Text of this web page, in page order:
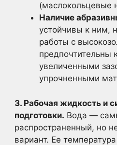
(маслокольцевые
Наличие
устойчивы к ним,
работы с
предпочтительны
увеличенными
упрочненными
3. Рабочая жидкость и
подготовки. Вода —
распространенный, но
вариант. Ее